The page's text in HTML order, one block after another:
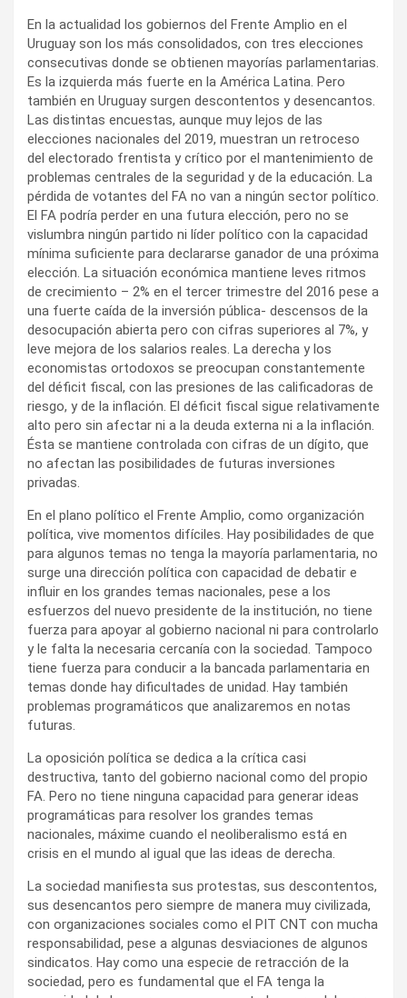
En la actualidad los gobiernos del Frente Amplio en el
Uruguay son los más consolidados, con tres elecciones
consecutivas donde se obtienen mayorías parlamentarias.
Es la izquierda más fuerte en la América Latina. Pero
también en Uruguay surgen descontentos y desencantos.
Las distintas encuestas, aunque muy lejos de las
elecciones nacionales del 2019, muestran un retroceso
del electorado frentista y crítico por el mantenimiento de
problemas centrales de la seguridad y de la educación. La
pérdida de votantes del FA no van a ningún sector político.
El FA podría perder en una futura elección, pero no se
vislumbra ningún partido ni líder político con la capacidad
mínima suficiente para declararse ganador de una próxima
elección. La situación económica mantiene leves ritmos
de crecimiento – 2% en el tercer trimestre del 2016 pese a
una fuerte caída de la inversión pública- descensos de la
desocupación abierta pero con cifras superiores al 7%, y
leve mejora de los salarios reales. La derecha y los
economistas ortodoxos se preocupan constantemente
del déficit fiscal, con las presiones de las calificadoras de
riesgo, y de la inflación. El déficit fiscal sigue relativamente
alto pero sin afectar ni a la deuda externa ni a la inflación.
Ésta se mantiene controlada con cifras de un dígito, que
no afectan las posibilidades de futuras inversiones
privadas.
En el plano político el Frente Amplio, como organización
política, vive momentos difíciles. Hay posibilidades de que
para algunos temas no tenga la mayoría parlamentaria, no
surge una dirección política con capacidad de debatir e
influir en los grandes temas nacionales, pese a los
esfuerzos del nuevo presidente de la institución, no tiene
fuerza para apoyar al gobierno nacional ni para controlarlo
y le falta la necesaria cercanía con la sociedad. Tampoco
tiene fuerza para conducir a la bancada parlamentaria en
temas donde hay dificultades de unidad. Hay también
problemas programáticos que analizaremos en notas
futuras.
La oposición política se dedica a la crítica casi
destructiva, tanto del gobierno nacional como del propio
FA. Pero no tiene ninguna capacidad para generar ideas
programáticas para resolver los grandes temas
nacionales, máxime cuando el neoliberalismo está en
crisis en el mundo al igual que las ideas de derecha.
La sociedad manifiesta sus protestas, sus descontentos,
sus desencantos pero siempre de manera muy civilizada,
con organizaciones sociales como el PIT CNT con mucha
responsabilidad, pese a algunas desviaciones de algunos
sindicatos. Hay como una especie de retracción de la
sociedad, pero es fundamental que el FA tenga la